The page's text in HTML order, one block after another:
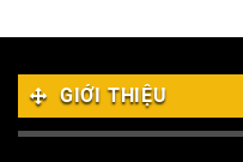
GIỚI THIỆU